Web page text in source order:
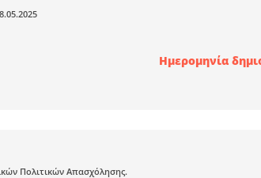
Ημερομηνία
Πολιτικών Απασχόλησης.